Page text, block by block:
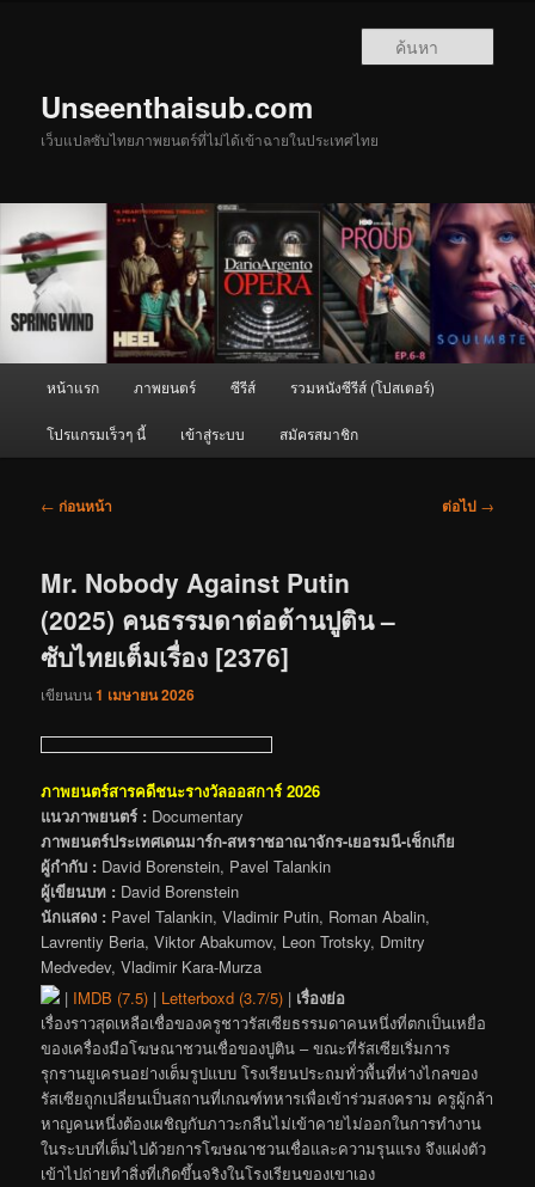
Unseenthaisub.com
เว็บแปลซับไทยภาพยนตร์ที่ไม่ได้เข้าฉายในประเทศไทย
หน้าแรก ภาพยนตร์ ซีรีส์ รวมหนังซีรีส์ (โปสเตอร์)
โปรแกรมเร็วๆ นี้ เข้าสู่ระบบ สมัครสมาชิก
เมนู
← ก่อนหน้า ต่อไป →
Mr. Nobody Against Putin
(2025) คนธรรมดาต่อต้านปูติน –
ซับไทยเต็มเรื่อง [2376]
เขียนบน1 เมษายน 2026
ภาพยนตร์สารคดีชนะรางวัลออสการ์ 2026
แนวภาพยนตร์ : Documentary
ภาพยนตร์ประเทศเดนมาร์ก-สหราชอาณาจักร-เยอรมนี-เช็กเกีย
ผู้กำกับ : David Borenstein, Pavel Talankin
ผู้เขียนบท : David Borenstein
นักแสดง : Pavel Talankin, Vladimir Putin, Roman Abalin,
Lavrentiy Beria, Viktor Abakumov, Leon Trotsky, Dmitry
Medvedev, Vladimir Kara-Murza
| IMDB (7.5) | Letterboxd (3.7/5) | เรื่องย่อ
เรื่องราวสุดเหลือเชื่อของครูชาวรัสเซียธรรมดาคนหนึ่งที่ตกเป็นเหยื่อ
ของเครื่องมือโฆษณาชวนเชื่อของปูติน – ขณะที่รัสเซียเริ่มการ
รุกรานยูเครนอย่างเต็มรูปแบบ โรงเรียนประถมทั่วพื้นที่ห่างไกลของ
รัสเซียถูกเปลี่ยนเป็นสถานที่เกณฑ์ทหารเพื่อเข้าร่วมสงคราม ครูผู้กล้า
หาญคนหนึ่งต้องเผชิญกับภาวะกลืนไม่เข้าคายไม่ออกในการทำงาน
ในระบบที่เต็มไปด้วยการโฆษณาชวนเชื่อและความรุนแรง จึงแฝงตัว
เข้าไปถ่ายทำสิ่งที่เกิดขึ้นจริงในโรงเรียนของเขาเอง